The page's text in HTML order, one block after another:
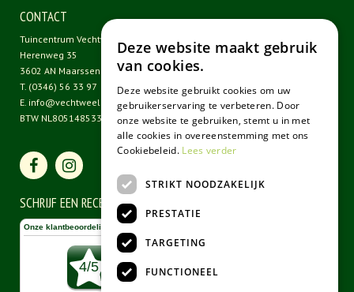
CONTACT
Tuincentrum Vechtweelde
Herenweg 35
3602 AN Maarssen
T. (0346) 56 33 97
E. info@vechtweelde.nl
BTW NL805148533B01
SCHRIJF EEN RECENSIE
Deze website maakt gebruik
van cookies.
Deze website gebruikt cookies om uw
gebruikerservaring te verbeteren. Door
onze website te gebruiken, stemt u in met
alle cookies in overeenstemming met ons
Cookiebeleid. Lees verder
STRIKT NOODZAKELIJK
PRESTATIE
TARGETING
FUNCTIONEEL